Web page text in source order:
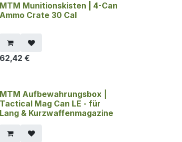
MTM Munitionskisten | 4-Can
Ammo Crate 30 Cal
62,42 €
MTM Aufbewahrungsbox |
Tactical Mag Can LE - für
Lang & Kurzwaffenmagazine